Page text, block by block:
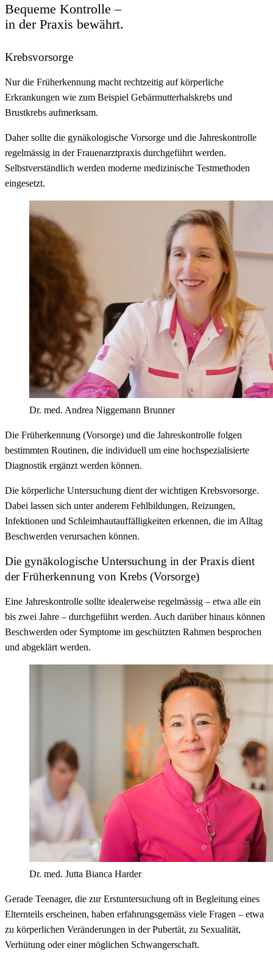
Bequeme Kontrolle –
in der Praxis bewährt.
Krebsvorsorge
Nur die Früherkennung macht rechtzeitig auf körperliche
Erkrankungen wie zum Beispiel Gebärmutterhalskrebs und
Brustkrebs aufmerksam.
Daher sollte die gynäkologische Vorsorge und die Jahreskontrolle
regelmässig in der Frauenarztpraxis durchgeführt werden.
Selbstverständlich werden moderne medizinische Testmethoden
eingesetzt.
Dr. med. Andrea Niggemann Brunner
Die Früherkennung (Vorsorge) und die Jahreskontrolle folgen
bestimmten Routinen, die individuell um eine hochspezialisierte
Diagnostik ergänzt werden können.
Die körperliche Untersuchung dient der wichtigen Krebsvorsorge.
Dabei lassen sich unter anderem Fehlbildungen, Reizungen,
Infektionen und Schleimhautauffälligkeiten erkennen, die im Alltag
Beschwerden verursachen können.
Die gynäkologische Untersuchung in der Praxis dient
der Früherkennung von Krebs (Vorsorge)
Eine Jahreskontrolle sollte idealerweise regelmässig – etwa alle ein
bis zwei Jahre – durchgeführt werden. Auch darüber hinaus können
Beschwerden oder Symptome im geschützten Rahmen besprochen
und abgeklärt werden.
Dr. med. Jutta Bianca Harder
Gerade Teenager, die zur Erstuntersuchung oft in Begleitung eines
Elternteils erscheinen, haben erfahrungsgemäss viele Fragen – etwa
zu körperlichen Veränderungen in der Pubertät, zu Sexualität,
Verhütung oder einer möglichen Schwangerschaft.